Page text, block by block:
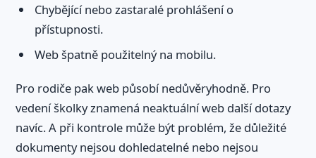
Chybějící nebo zastaralé prohlášení o
přístupnosti.
Web špatně použitelný na mobilu.
Pro rodiče pak web působí nedůvěryhodně. Pro
vedení školky znamená neaktuální web další dotazy
navíc. A při kontrole může být problém, že důležité
dokumenty nejsou dohledatelné nebo nejsou